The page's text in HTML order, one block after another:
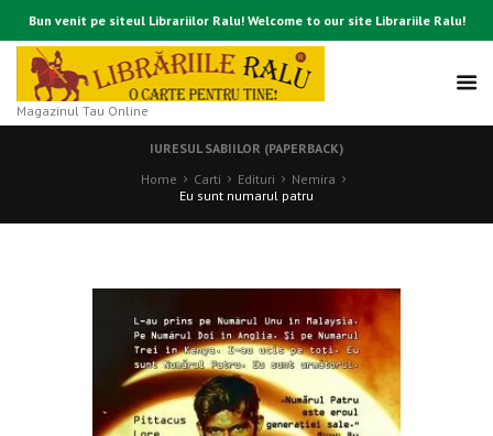
Bun venit pe siteul Librariilor Ralu! Welcome to our site Librariile Ralu!
Magazinul Tau Online
IURESUL SABIILOR (PAPERBACK)
Home
Carti Edituri
Nemira
Eu sunt numarul patru